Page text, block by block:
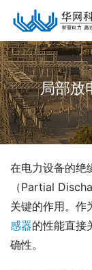
局部放
在电力设备的绝
（Partial
关键的作用。作
感器的性能直接
确性。